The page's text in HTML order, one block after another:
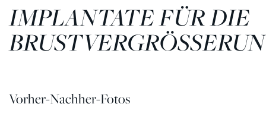
IMPLANTATE FÜR DIE
Vorher-Nachher-Fotos